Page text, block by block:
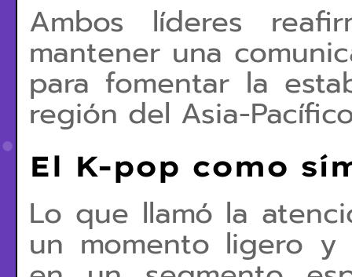
Ambos líderes
mantener una
para fomentar la
región del Asia-
El K-pop como
Lo que llamó la
un momento ligero y